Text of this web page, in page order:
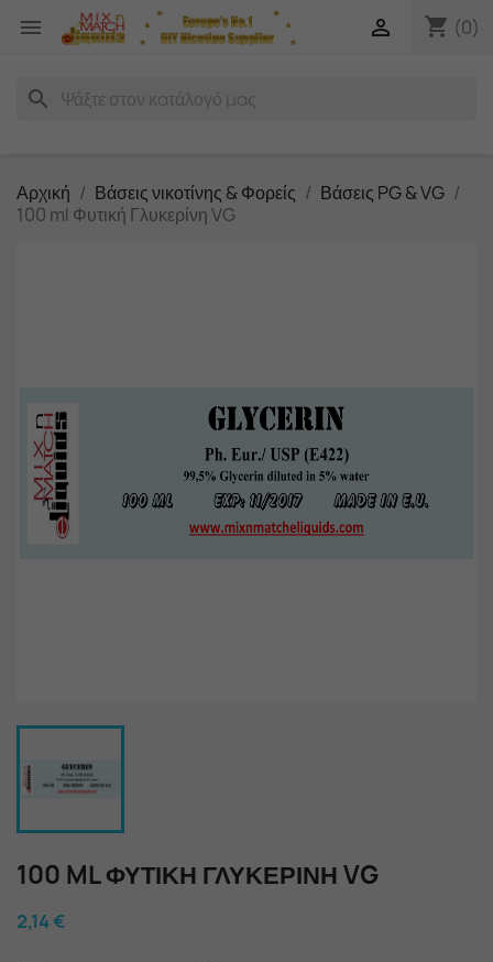
 shopping_cart (0)

search
Αρχική Βάσεις νικοτίνης & Φορείς
Βάσεις PG & VG
100 ml Φυτική Γλυκερίνη VG
100 ML ΦΥΤΙΚΉ ΓΛΥΚΕΡΊΝΗ VG
2,14 €